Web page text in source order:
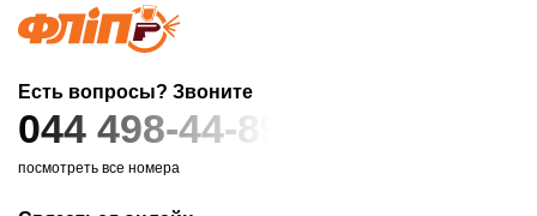
Есть вопросы? Звоните
044 498-44-89
посмотреть все номера